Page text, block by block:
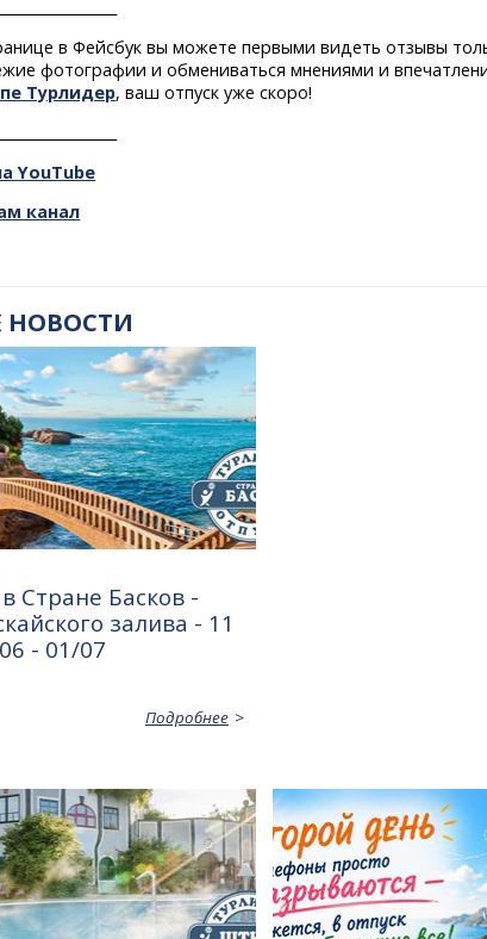
в Фейсбук вы можете первыми видеть отзывы
фотографии и обмениваться мнениями и
Турлидер, ваш отпуск уже скоро!
YouTube
канал
НОВОСТИ
Стране Басков -
залива - 11
- 01/07
Подробнее